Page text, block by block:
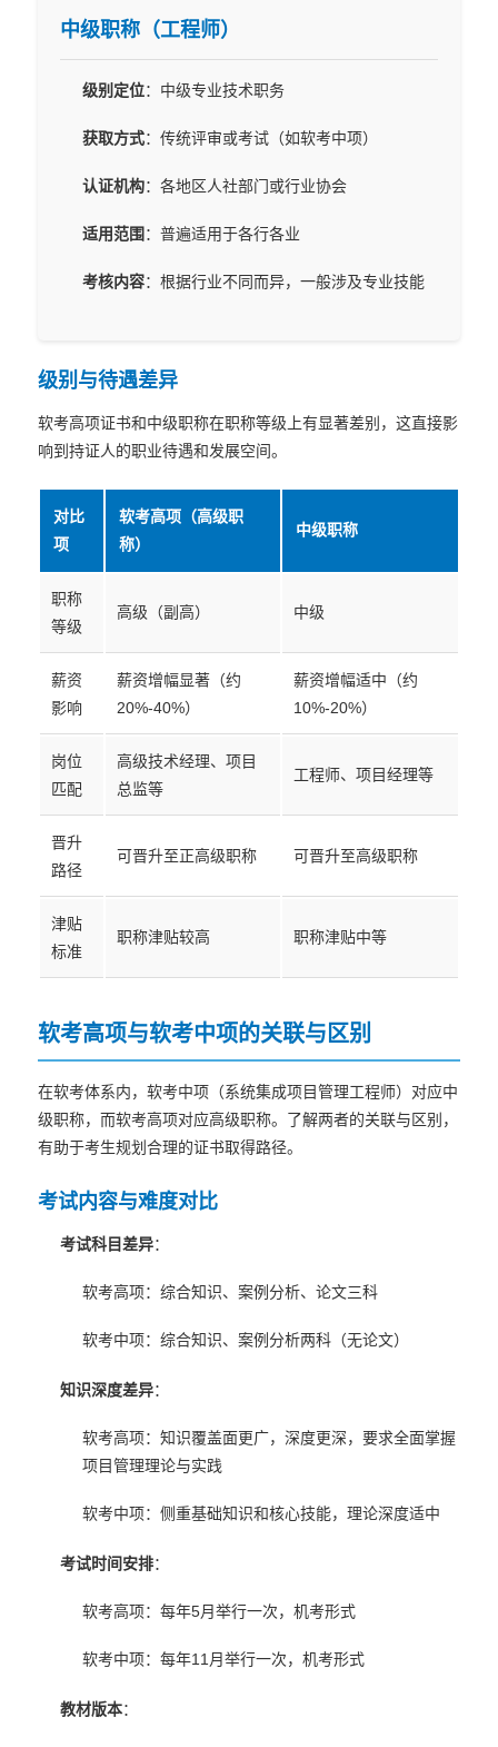
中级职称（工程师）
级别定位：中级专业技术职务
获取方式：传统评审或考试（如软考中项）
认证机构：各地区人社部门或行业协会
适用范围 ：普遍适用于各行各业
考核内容：根据行业不同而异，一般涉及专业技能
级别与待遇差异
软考高项证书和中级职称在职称等级上有显著差别，这直接影
响到持证人的职业待遇和发展空间。
对比
项
软考高项（高级职
称）
中级职称
职称
等级
高级（副高） 中级
薪资
影响
薪资增幅显著（约
20%-40%）
薪资增幅适中（约
10%-20%）
岗位
匹配
高级技术经理、项目
总监等
工程师、项目经理等
晋升
路径
可晋升至正高级职称 可晋升至高级职称
津贴
标准
职称津贴较高 职称津贴中等
软考高项与软考中项的关联与区别
在软考体系内，软考中项（系统集成项目管理工程师）对应中
级职称，而软考高项对应高级职称。了解两者的关联与区别，
有助于考生规划合理的证书取得路径。
考试内容与难度对比
考试科目差异：
软考高项：综合知识、案例分析、论文三科
软考中项：综合知识、案例分析两科（无论文）
知识深度差异：
软考高项：知识覆盖面更广，深度更深，要求全面掌握
项目管理理论与实践
软考中项：侧重基础知识和核心技能，理论深度适中
考试时间安排：
软考高项：每年5月举行一次，机考形式
软考中项：每年11月举行一次，机考形式
教材版本：